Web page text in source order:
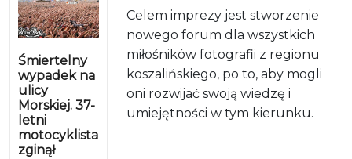
Śmiertelny
wypadek na
ulicy
Morskiej. 37-
letni
motocyklista
zginął
Celem imprezy jest stworzenie
nowego forum dla wszystkich
miłośników fotografii z regionu
koszalińskiego, po to, aby mogli
oni rozwijać swoją wiedzę i
umiejętności w tym kierunku.